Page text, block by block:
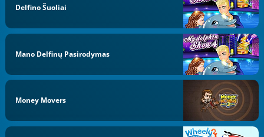
Delfino Šuoliai
Mano Delfinų Pasirodymas
Money Movers